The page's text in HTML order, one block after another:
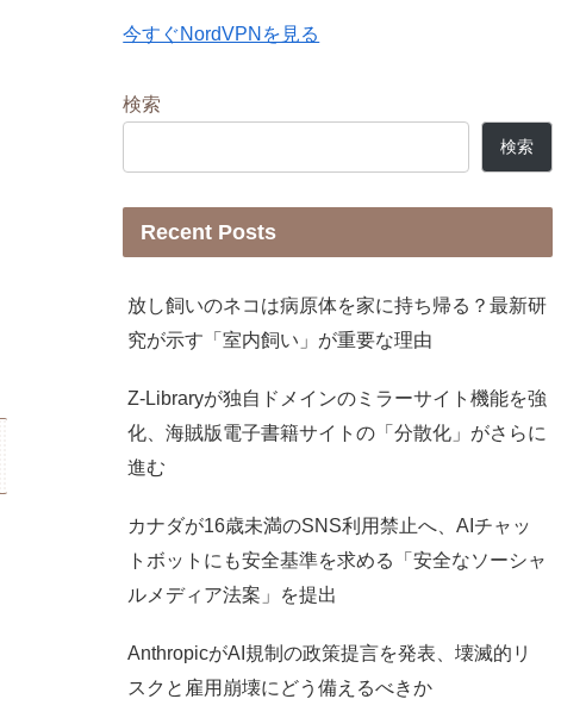
今すぐNordVPNを見る
検索
検索
Recent Posts
放し飼いのネコは病原体を家に持ち帰る？最新研
究が示す「室内飼い」が重要な理由
Z-Libraryが独自ドメインのミラーサイト機能を強
化、海賊版電子書籍サイトの「分散化」がさらに
進む
カナダが16歳未満のSNS利用禁止へ、AIチャッ
トボットにも安全基準を求める「安全なソーシャ
ルメディア法案」を提出
AnthropicがAI規制の政策提言を発表、壊滅的リ
スクと雇用崩壊にどう備えるべきか